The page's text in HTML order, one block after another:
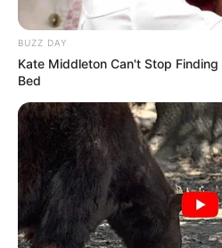
BUZZ DAY
Kate Middleton Can't Stop
Bed